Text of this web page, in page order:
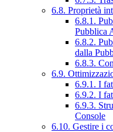
6.8. Proprietà
6.8.1.
Pubblica
6.8.2.
dalla
6.8.3.
6.9.
6.9.1. I
6.9.2. I
6.9.3.
Console
6.10. Gestire i